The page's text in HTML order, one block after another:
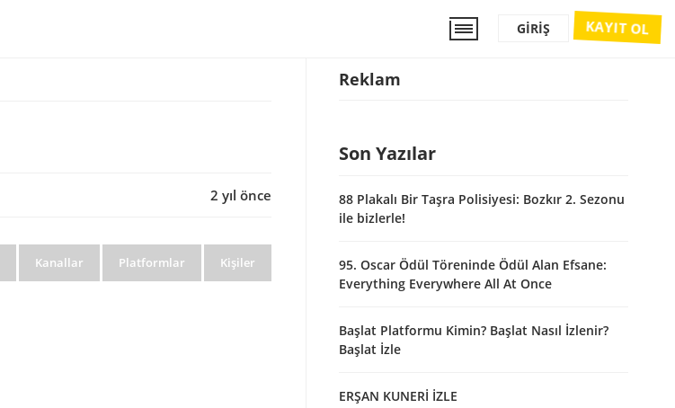
KAYIT OL
GIRIŞ
2 yıl önce
Kişiler
Platformlar
Kanallar
Reklam
Son Yazılar
88 Plakalı Bir Taşra Polisiyesi: Bozkır 2. Sezonu
ile bizlerle!
95. Oscar Ödül Töreninde Ödül Alan Efsane:
Everything Everywhere All At Once
Başlat Platformu Kimin? Başlat Nasıl İzlenir?
Başlat İzle
ERŞAN KUNERİ İZLE